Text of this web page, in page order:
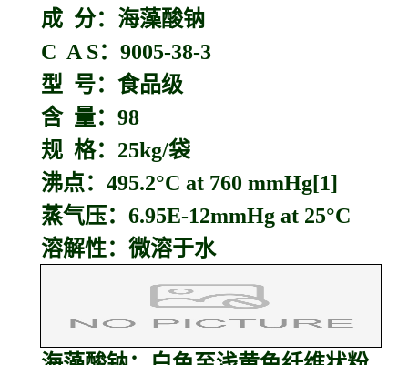
成 分：海藻酸钠
C A S：9005-38-3
型 号：食品级
含 量：98
规 格：25kg/袋
沸点：495.2°C at 760 mmHg[1]
蒸气压：6.95E-12mmHg at 25°C
溶解性：微溶于水